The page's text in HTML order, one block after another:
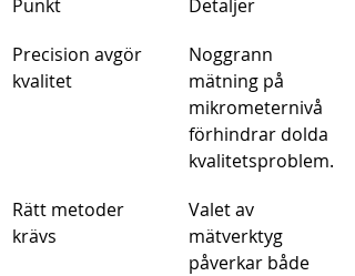
Punkt
Detaljer
Precision avgör
kvalitet
Noggrann
mätning på
mikrometernivå
förhindrar dolda
kvalitetsproblem.
Rätt metoder
krävs
Valet av
mätverktyg
påverkar både